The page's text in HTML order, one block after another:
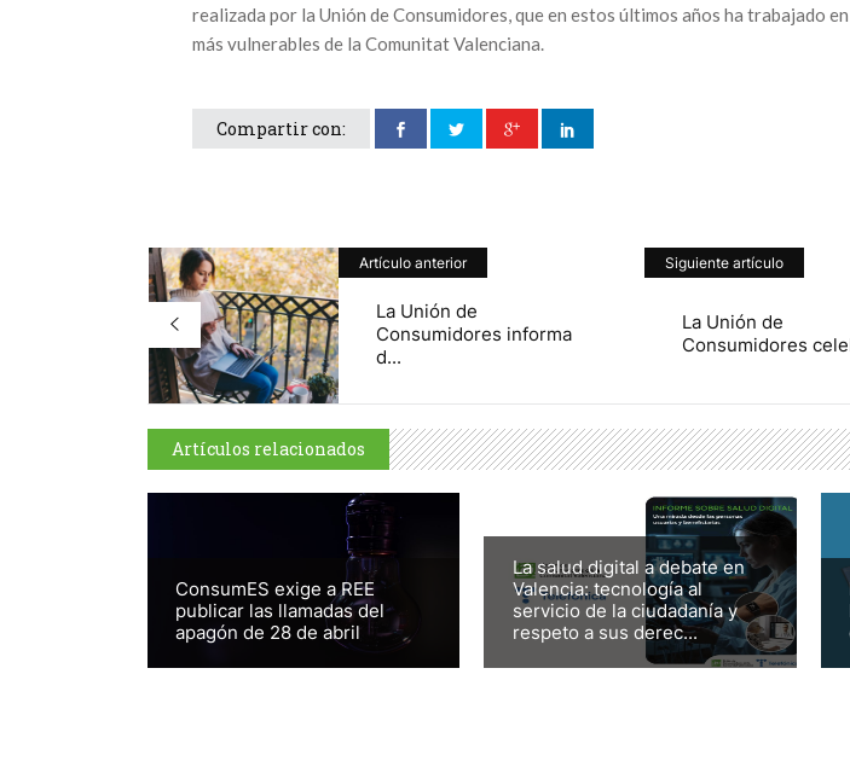
realizada por la Unión de Consumidores, que en estos últimos años ha trabajado
más vulnerables de la Comunitat Valenciana.
Compartir con:
Artículo anterior
La Unión de
Consumidores informa
d...
Siguiente artículo
La Unión de
Consumidores
Artículos relacionados
ConsumES exige a REE
publicar las llamadas del
apagón de 28 de abril
La salud digital a debate en
Valencia: tecnología al
servicio de la ciudadanía y
respeto a sus derec...